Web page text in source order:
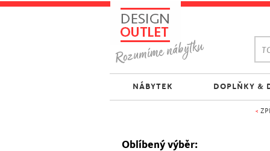
<
Oblíbený výběr:
NÁBYTEK DOPLŇKY &